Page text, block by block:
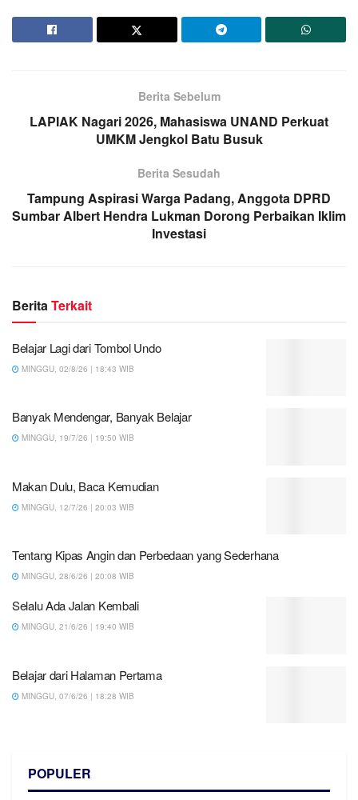
Berita Sebelum
LAPIAK Nagari 2026, Mahasiswa UNAND Perkuat
UMKM Jengkol Batu Busuk
Berita Sesudah
Tampung Aspirasi Warga Padang, Anggota DPRD
Sumbar Albert Hendra Lukman Dorong Perbaikan Iklim
Investasi
BeritaTerkait
Belajar Lagi dari Tombol Undo
MINGGU, 02/8/26 | 18:43 WIB
Banyak Mendengar, Banyak Belajar
MINGGU, 19/7/26 | 19:50 WIB
Makan Dulu, Baca Kemudian
MINGGU, 12/7/26 | 20:03 WIB
Tentang Kipas Angin dan Perbedaan yang Sederhana
MINGGU, 28/6/26 | 20:08 WIB
Selalu Ada Jalan Kembali
MINGGU, 21/6/26 | 19:40 WIB
Belajar dari Halaman Pertama
MINGGU, 07/6/26 | 18:28 WIB
POPULER